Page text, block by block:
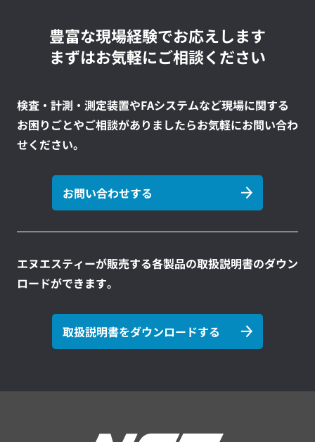
豊富な現場経験でお応えします
まずはお気軽にご相談ください
検査・計測・測定装置やFAシステムなど現場に関する
お困りごとやご相談がありましたらお気軽にお問い合わ
せください。
お問い合わせする
エヌエスティーが販売する各製品の取扱説明書のダウン
ロードができます。
取扱説明書をダウンロードする